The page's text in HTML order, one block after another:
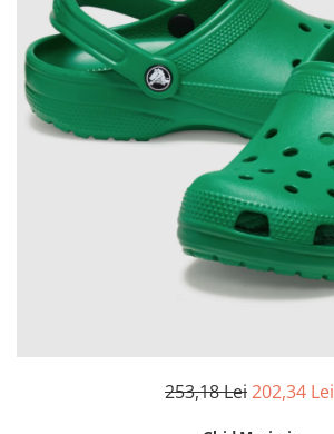
Doss
Vesna
Dr. Feet
253,18 Lei202,34 Lei